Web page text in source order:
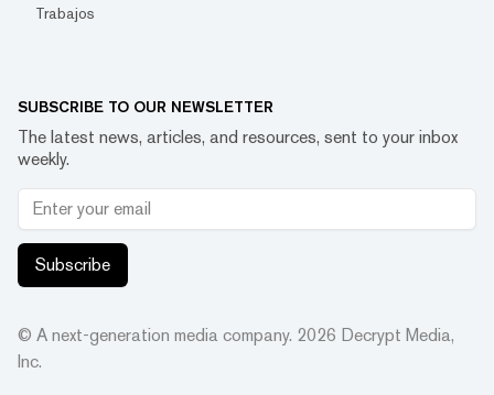
Trabajos
SUBSCRIBE TO OUR NEWSLETTER
The latest news, articles, and resources, sent to your inbox
weekly.
Subscribe
© A next-generation media company. 2026 Decrypt Media,
Inc.